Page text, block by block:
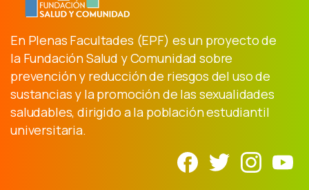
En Plenas Facultades (EPF) es un proyecto de
la Fundación Salud y Comunidad sobre
prevención y reducción de riesgos del uso de
sustancias y la promoción de las sexualidades
saludables, dirigido a la población estudiantil
universitaria.